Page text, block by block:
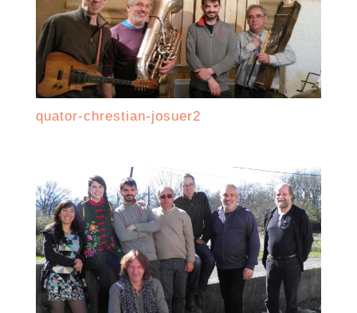
quator-chrestian-josuer2